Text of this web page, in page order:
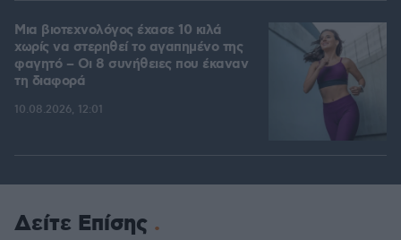
Μια βιοτεχνολόγος έχασε 10 κιλά
χωρίς να στερηθεί το αγαπημένο της
φαγητό – Οι 8 συνήθειες που έκαναν
τη διαφορά
10.08.2026, 12:01
Δείτε Επίσης